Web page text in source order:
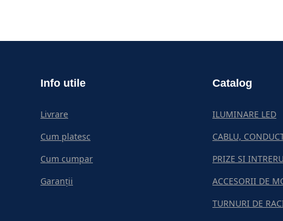
Info utile
Livrare
Cum platesc
Cum cumpar
Garanții
Catalog
ILUMINARE LED
CABLU,
PRIZE SI
ACCESORII DE
TURNURI DE